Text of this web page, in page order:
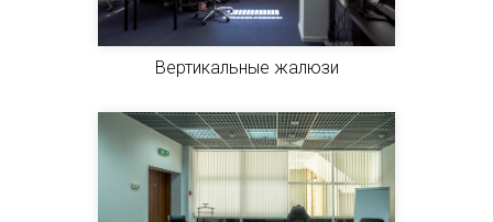
Вертикальные жалюзи